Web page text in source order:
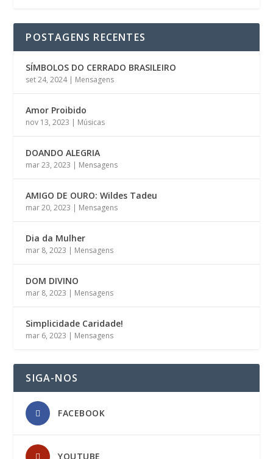
POSTAGENS RECENTES
SÍMBOLOS DO CERRADO BRASILEIRO
set 24, 2024| Mensagens
Amor Proibido
nov 13, 2023 | Músicas
DOANDO ALEGRIA
mar 23, 2023 | Mensagens
AMIGO DE OURO: Wildes Tadeu
mar 20, 2023 | Mensagens
Dia da Mulher
mar 8, 2023 | Mensagens
DOM DIVINO
mar 8, 2023 | Mensagens
Simplicidade Caridade!
mar 6, 2023 | Mensagens
SIGA-NOS
FACEBOOK
YOUTUBE